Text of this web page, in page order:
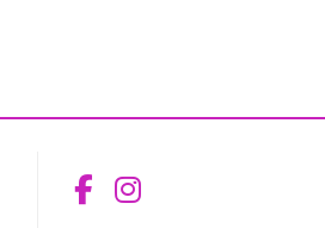
Aceder ao
Aceder ao